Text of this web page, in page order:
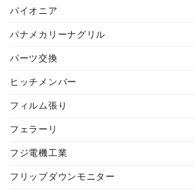
パイオニア
パナメカリーナグリル
パーツ交換
ヒッチメンバー
フィルム張り
フェラーリ
フジ電機工業
フリップダウンモニター